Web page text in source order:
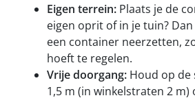
Eigen terrein: Plaats je de
eigen oprit of in je tuin?
een container neerzetten,
hoeft te regelen.
Vrije doorgang: Houd op de
1,5 m (in winkelstraten 2 m)